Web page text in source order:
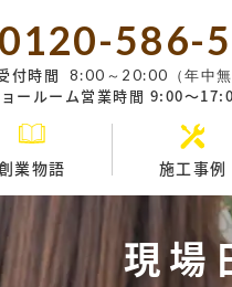
0120-586-
付時間 8:00～20:00（年中無
ールーム営業時間 9:00～
業物語 施工事例
現場